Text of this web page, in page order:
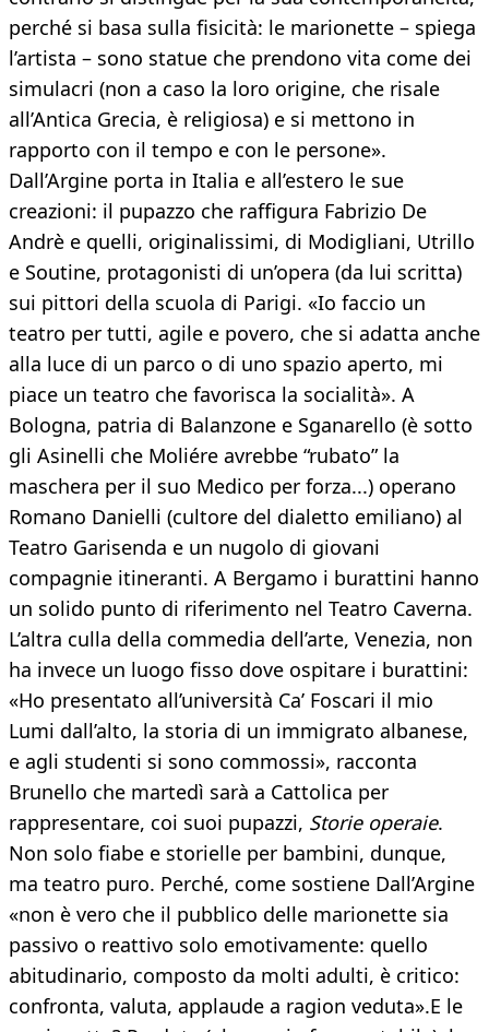
perché si basa sulla fisicità: le marionette – spiega
l’artista – sono statue che prendono vita come dei
simulacri (non a caso la loro origine, che risale
all’Antica Grecia, è religiosa) e si mettono in
rapporto con il tempo e con le persone».
Dall’Argine porta in Italia e all’estero le sue
creazioni: il pupazzo che raffigura Fabrizio De
Andrè e quelli, originalissimi, di Modigliani, Utrillo
e Soutine, protagonisti di un’opera (da lui scritta)
sui pittori della scuola di Parigi. «Io faccio un
teatro per tutti, agile e povero, che si adatta anche
alla luce di un parco o di uno spazio aperto, mi
piace un teatro che favorisca la socialità». A
Bologna, patria di Balanzone e Sganarello (è sotto
gli Asinelli che Moliére avrebbe “rubato” la
maschera per il suo Medico per forza...) operano
Romano Danielli (cultore del dialetto emiliano) al
Teatro Garisenda e un nugolo di giovani
compagnie itineranti. A Bergamo i burattini hanno
un solido punto di riferimento nel Teatro Caverna.
L’altra culla della commedia dell’arte, Venezia, non
ha invece un luogo fisso dove ospitare i burattini:
«Ho presentato all’università Ca’ Foscari il mio
Lumi dall’alto, la storia di un immigrato albanese,
e agli studenti si sono commossi», racconta
Brunello che martedì sarà a Cattolica per
rappresentare, coi suoi pupazzi, Storie operaie.
Non solo fiabe e storielle per bambini, dunque,
ma teatro puro. Perché, come sostiene Dall’Argine
«non è vero che il pubblico delle marionette sia
passivo o reattivo solo emotivamente: quello
abitudinario, composto da molti adulti, è critico:
confronta, valuta, applaude a ragion veduta».E le